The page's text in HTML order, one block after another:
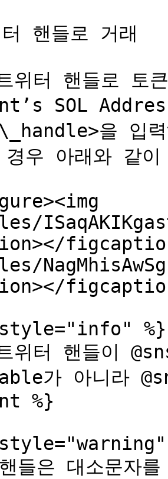
핸들로 거래
위터 핸들로 토
SOL
을 입력
우 아래와 같
%}
위터 핸들이
가 아니라
%}
들은 대소문자